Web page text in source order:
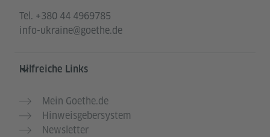
Tel. +380 44 4969785
info-ukraine@goethe.de
Hilfreiche Links
Mein Goethe.de
Hinweisgebersystem
Newsletter